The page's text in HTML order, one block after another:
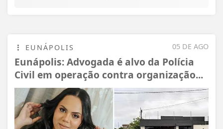
05 DE AGO
EUNÁPOLIS
Eunápolis: Advogada é alvo da Polícia
Civil em operação contra organização...